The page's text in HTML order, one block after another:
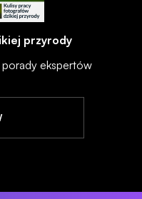
przyrody
ekspertów